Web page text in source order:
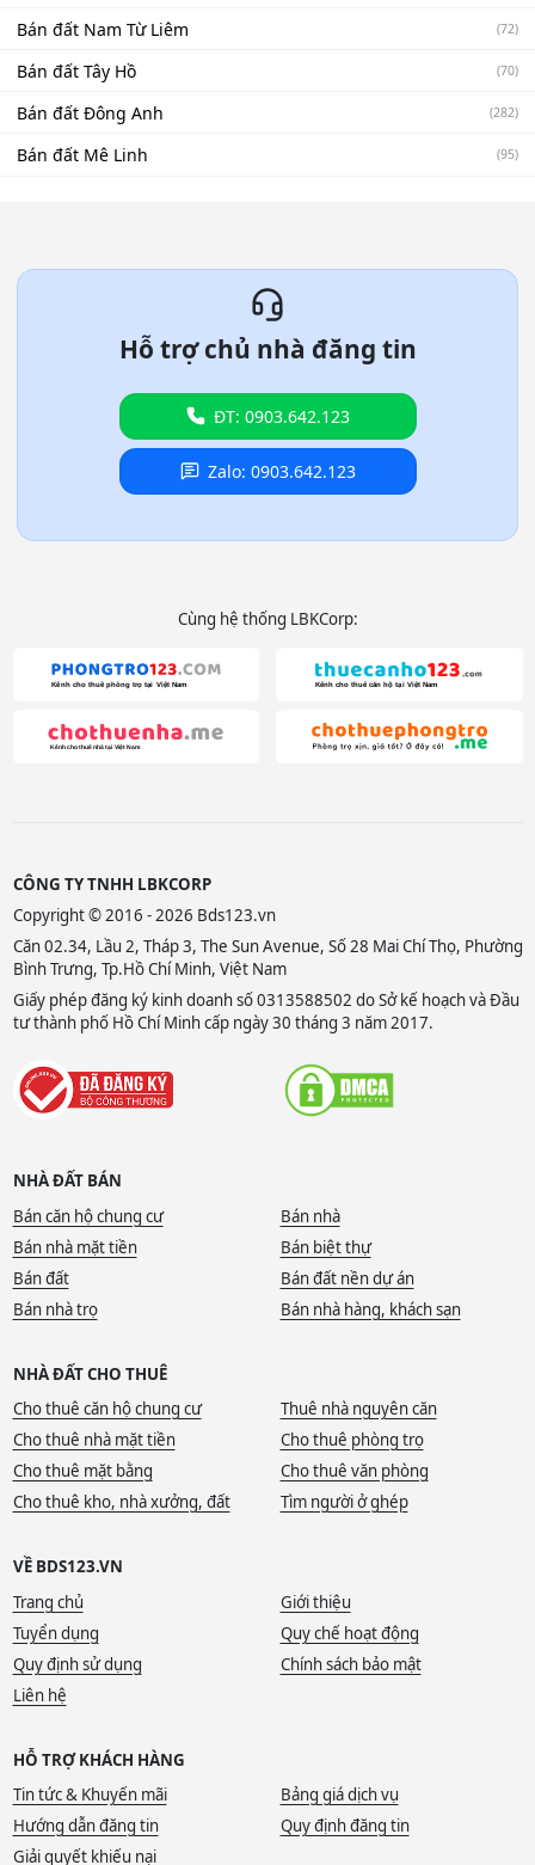
Bán đất Nam Từ Liêm (72)
Bán đất Tây Hồ (70)
Bán đất Đông Anh (282)
Bán đất Mê Linh (95)
Hỗ trợ chủ nhà đăng tin
ĐT: 0903.642.123
Zalo: 0903.642.123
Cùng hệ thống LBKCorp:
CÔNG TY TNHH LBKCORP
Copyright © 2016 - 2026 Bds123.vn
Căn 02.34, Lầu 2, Tháp 3, The Sun Avenue, Số 28 Mai Chí Thọ, Phường
Bình Trưng, Tp.Hồ Chí Minh, Việt Nam
Giấy phép đăng ký kinh doanh số 0313588502 do Sở kế hoạch và Đầu
tư thành phố Hồ Chí Minh cấp ngày 30 tháng 3 năm 2017.
NHÀ ĐẤT BÁN
Bán căn hộ chung cư
Bán nhà
Bán nhà mặt tiền
Bán biệt thự
Bán đất
Bán đất nền dự án
Bán nhà trọ
Bán nhà hàng, khách sạn
NHÀ ĐẤT CHO THUÊ
Cho thuê căn hộ chung cư
Thuê nhà nguyên căn
Cho thuê nhà mặt tiền
Cho thuê phòng trọ
Cho thuê mặt bằng
Cho thuê văn phòng
Cho thuê kho, nhà xưởng, đất
Tìm người ở ghép
VỀ BDS123.VN
Trang chủ
Giới thiệu
Tuyển dụng
Quy chế hoạt động
Quy định sử dụng
Chính sách bảo mật
Liên hệ
HỖ TRỢ KHÁCH HÀNG
Tin tức & Khuyến mãi
Bảng giá dịch vụ
Hướng dẫn đăng tin
Quy định đăng tin
Giải quyết khiếu nại